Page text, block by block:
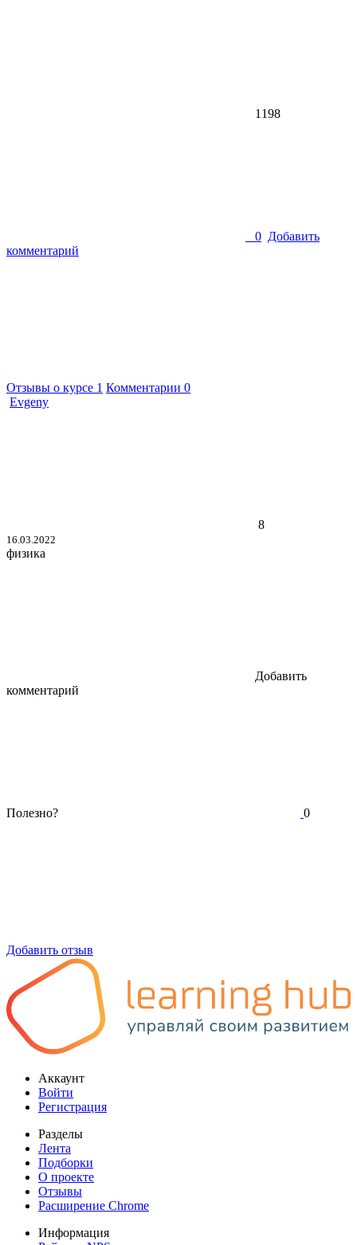
1198
0 Добавить
комментарий
Отзывы о курсе 1 Комментарии 0
Evgeny
8
16.03.2022
физика
Добавить
комментарий
Полезно? 0
Добавить отзыв
Аккаунт
Войти
Регистрация
Разделы
Лента
Подборки
О проекте
Отзывы
Расширение Chrome
Информация